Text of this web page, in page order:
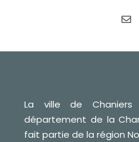
La ville de
département de la
fait partie de la région